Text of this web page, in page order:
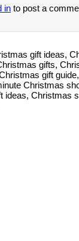
in to post a
gift ideas,
gifts,
gift
Christmas
ideas, Christmas